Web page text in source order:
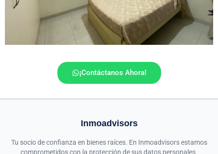
¡Contáctanos Ahora!
Inmoadvisors
Tu socio de confianza en bienes raíces. En Inmoadvisors estamos
comprometidos con la protección de sus datos personales.